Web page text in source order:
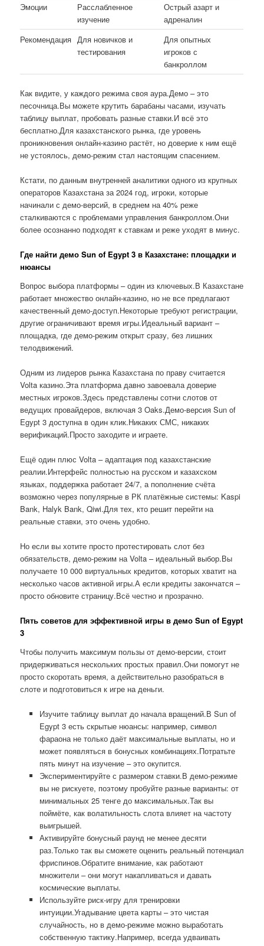
Эмоции
Расслабленное
изучение
Острый азарт и
адреналин
Рекомендация Для новичков и
тестирования
Для опытных
игроков с
банкроллом
Как видите, у каждого режима своя аура.Демо – это
песочница.Вы можете крутить барабаны часами, изучать
таблицу выплат, пробовать разные ставки.И всё это
бесплатно.Для казахстанского рынка, где уровень
проникновения онлайн-казино растёт, но доверие к ним ещё
не устоялось, демо-режим стал настоящим спасением.
Кстати, по данным внутренней аналитики одного из крупных
операторов Казахстана за 2024 год, игроки, которые
начинали с демо-версий, в среднем на 40% реже
сталкиваются с проблемами управления банкроллом.Они
более осознанно подходят к ставкам и реже уходят в минус.
Где найти демо Sun of Egypt 3 в Казахстане: площадки и
нюансы
Вопрос выбора платформы – один из ключевых.В Казахстане
работает множество онлайн-казино, но не все предлагают
качественный демо-доступ.Некоторые требуют регистрации,
другие ограничивают время игры.Идеальный вариант –
площадка, где демо-режим открыт сразу, без лишних
телодвижений.
Одним из лидеров рынка Казахстана по праву считается
Volta казино.Эта платформа давно завоевала доверие
местных игроков.Здесь представлены сотни слотов от
ведущих провайдеров, включая 3 Oaks.Демо-версия Sun of
Egypt 3 доступна в один клик.Никаких СМС, никаких
верификаций.Просто заходите и играете.
Ещё один плюс Volta – адаптация под казахстанские
реалии.Интерфейс полностью на русском и казахском
языках, поддержка работает 24/7, а пополнение счёта
возможно через популярные в РК платёжные системы: Kaspi
Bank, Halyk Bank, Qiwi.Для тех, кто решит перейти на
реальные ставки, это очень удобно.
Но если вы хотите просто протестировать слот без
обязательств, демо-режим на Volta – идеальный выбор.Вы
получаете 10 000 виртуальных кредитов, которых хватит на
несколько часов активной игры.А если кредиты закончатся –
просто обновите страницу.Всё честно и прозрачно.
Пять советов для эффективной игры в демо Sun of Egypt
3
Чтобы получить максимум пользы от демо-версии, стоит
придерживаться нескольких простых правил.Они помогут не
просто скоротать время, а действительно разобраться в
слоте и подготовиться к игре на деньги.
Изучите таблицу выплат до начала вращений.В Sun of
Egypt 3 есть скрытые нюансы: например, символ
фараона не только даёт максимальные выплаты, но и
может появляться в бонусных комбинациях.Потратьте
пять минут на изучение – это окупится.
Экспериментируйте с размером ставки.В демо-режиме
вы не рискуете, поэтому пробуйте разные варианты: от
минимальных 25 тенге до максимальных.Так вы
поймёте, как волатильность слота влияет на частоту
выигрышей.
Активируйте бонусный раунд не менее десяти
раз.Только так вы сможете оценить реальный потенциал
фриспинов.Обратите внимание, как работают
множители – они могут накапливаться и давать
космические выплаты.
Используйте риск-игру для тренировки
интуиции.Угадывание цвета карты – это чистая
случайность, но в демо-режиме можно выработать
собственную тактику.Например, всегда удваивать